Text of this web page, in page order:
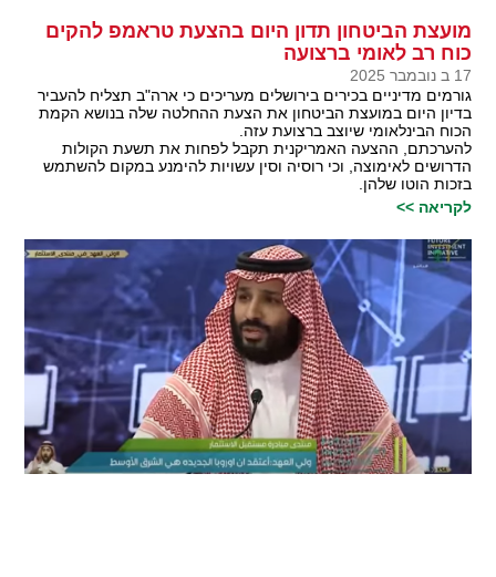
מועצת הביטחון תדון היום בהצעת טראמפ להקים
כוח רב לאומי ברצועה
17 ב נובמבר 2025
גורמים מדיניים בכירים בירושלים מעריכים כי ארה"ב תצליח להעביר
בדיון היום במועצת הביטחון את הצעת ההחלטה שלה בנושא הקמת
הכוח הבינלאומי שיוצב ברצועת עזה.
להערכתם, ההצעה האמריקנית תקבל לפחות את תשעת הקולות
הדרושים לאימוצה, וכי רוסיה וסין עשויות להימנע במקום להשתמש
בזכות הוטו שלהן.
לקריאה >>